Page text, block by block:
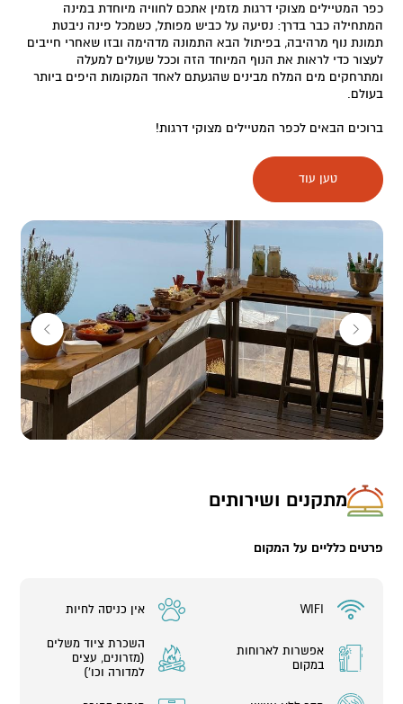
כפר המטיילים מצוקי דרגות מזמין אתכם לחוויה מיוחדת במינה
המתחילה כבר בדרך: נסיעה על כביש מפותל, כשמכל פינה ניבטת
תמונת נוף מרהיבה, בפיתול הבא התמונה מדהימה ובזו שאחרי חייבים
לעצור כדי לראות את הנוף המיוחד הזה וככל שעולים למעלה
ומתרחקים מים המלח מבינים שהגעתם לאחד המקומות היפים ביותר
בעולם.
ברוכים הבאים לכפר המטיילים מצוקי דרגות!
המתנשאים לגובה ומחזיקים בעצמה את כל היופי הזה למול לשונות
הים מתחת בצבעי כחול טורקיז, גוונים של תמונה ללא מחיר.
בתוך הכפר ישנם מגוון אפשרויות לינה- מתחמי קמפינג, חדרי אכסניה
פשוטים וצנועים, דירות אירוח מאובזרות, אוהלי גלמפינג ״טנטי״ וחדר
״מול ים״ יחיד ומיוחד!
בנוסף, ניתן ליהנות בבית הקפה- בר שלנו באווירה מיוחדת מול הנוף
המקסים.
במתחם:
52 חדרי אכסניה
4 דירות אירוח (שני חדרים וסלון 80 מ"ר)
1 חדר מול ים
קמפינג מדברי (הקמת אוהלים פרטיים, אוהלים מדבריים משותפים,
אוהלים משפחתיות או זוגיות)
טען עוד
מתקנים ושירותים
פרטים כלליים על המקום
WIFI אין כניסה לחיות
אפשרות לארוחות
במקום
השכרת ציוד משלים
(מזרונים, עצים
למדורה וכו')